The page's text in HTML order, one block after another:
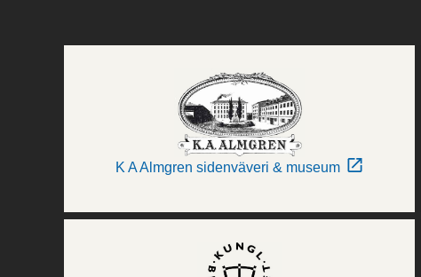
K A Almgren sidenväveri & museum